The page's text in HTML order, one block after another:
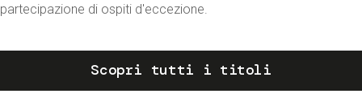
partecipazione di ospiti d'eccezione.
Scopri tutti i titoli